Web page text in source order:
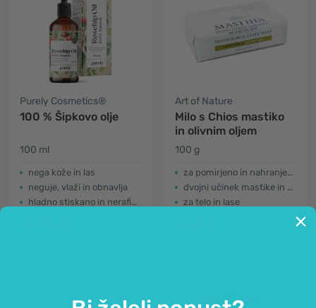
Purely Cosmetics®
100 % Šipkovo olje
100 ml
nega kože in las
neguje, vlaži in obnavlja
hladno stiskano in nerafinirano
Art of Nature
Milo s Chios mastiko
in olivnim oljem
100 g
za pomirjeno in nahranjeno kožo
dvojni učinek mastike in olivnega olja
za telo in lase